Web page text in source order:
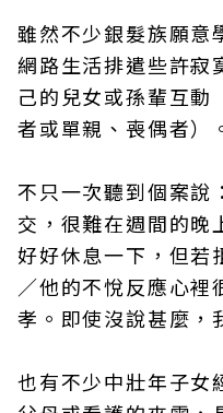
雖然不少銀髮族願意
網路生活排遣些許寂
己的兒女或孫輩互動
者或單親、喪偶者）
不只一次聽到個案說
交，很難在週間的晚
好好休息一下，但若
／他的不悅反應心裡
孝。即使沒說甚麼，
也有不少中壯年子女